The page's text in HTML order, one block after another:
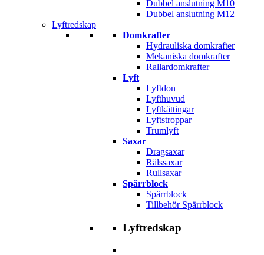
Dubbel anslutning M10
Dubbel anslutning M12
Lyftredskap
Domkrafter
Hydrauliska domkrafter
Mekaniska domkrafter
Rallardomkrafter
Lyft
Lyftdon
Lyfthuvud
Lyftkättingar
Lyftstroppar
Trumlyft
Saxar
Dragsaxar
Rälssaxar
Rullsaxar
Spärrblock
Spärrblock
Tillbehör Spärrblock
Lyftredskap